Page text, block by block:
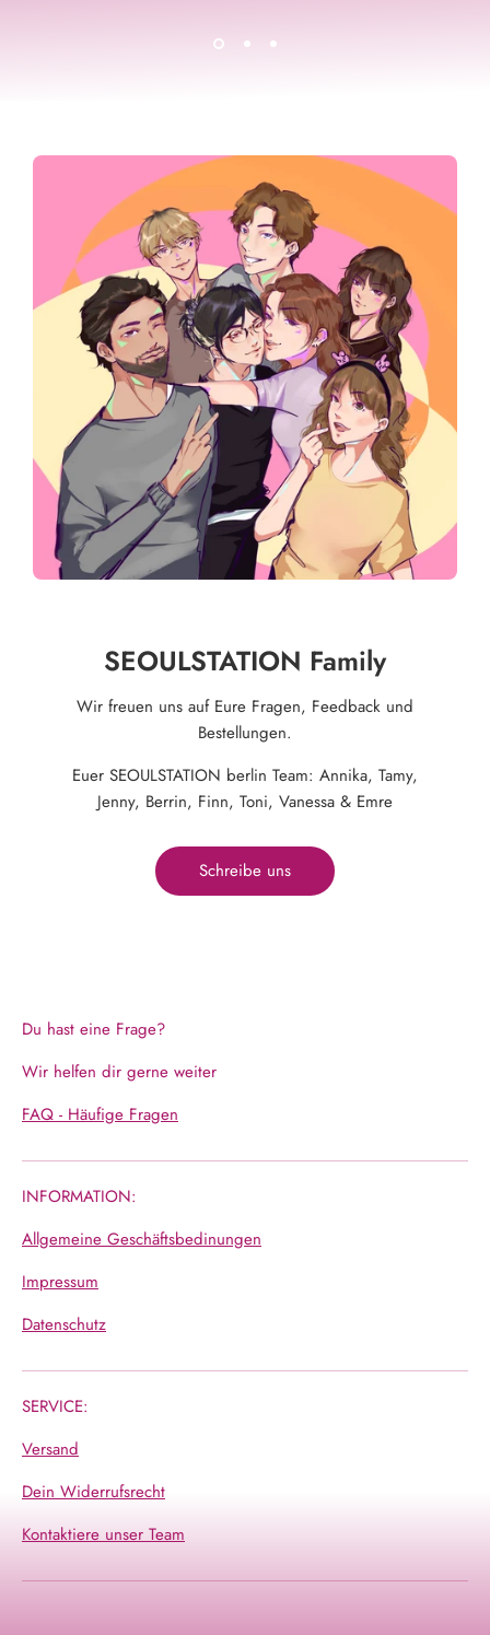
SEOULSTATION Family
Wir freuen uns auf Eure Fragen, Feedback und
Bestellungen.
Euer SEOULSTATION berlin Team: Annika, Tamy,
Jenny, Berrin, Finn, Toni, Vanessa & Emre
Schreibe uns
Du hast eine Frage?
Wir helfen dir gerne weiter
FAQ - Häufige Fragen
INFORMATION:
Allgemeine Geschäftsbedinungen
Impressum
Datenschutz
SERVICE:
Versand
Dein Widerrufsrecht
Kontaktiere unser Team